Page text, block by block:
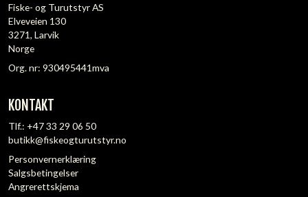
Fiske- og Turutstyr AS
Elveveien 130
3271, Larvik
Norge
Org. nr: 930495441mva
KONTAKT
Tlf.: +47 33 29 06 50
butikk@fiskeogturutstyr.no
Personvernerklæring
Salgsbetingelser
Angrerettskjema